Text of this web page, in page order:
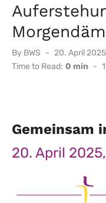
By BWS
Posted
on
20. April 2025
Time to Read: 0 min -
Gemeinsam
20. April